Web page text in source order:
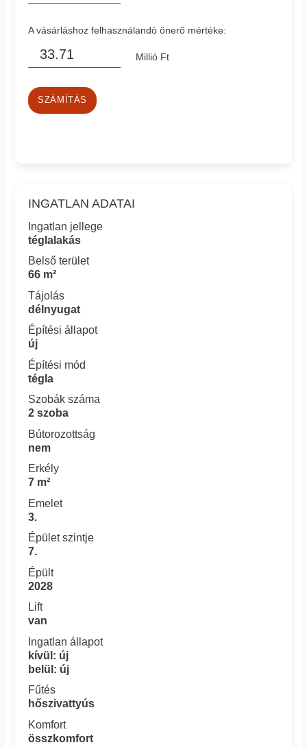
A vásárláshoz felhasználandó önerő mértéke:
Millió Ft
SZÁMÍTÁS
INGATLAN ADATAI
Ingatlan jellege
téglalakás
Belső terület
66 m²
Tájolás
délnyugat
Építési állapot
új
Építési mód
tégla
Szobák száma
2 szoba
Bútorozottság
nem
Erkély
7 m²
Emelet
3.
Épület szintje
7.
Épült
2028
Lift
van
Ingatlan állapot
kívül: új
belül: új
Fűtés
hőszivattyús
Komfort
összkomfort